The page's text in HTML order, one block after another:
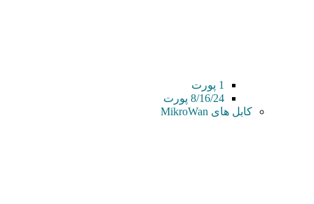
1 پورت
8/16/24 پورت
کابل های MikroWan